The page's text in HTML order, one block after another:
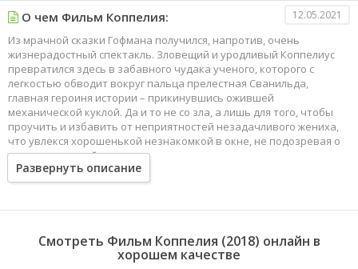
О чем Фильм Коппелия: 12.05.2021
Из мрачной сказки Гофмана получился, напротив, очень
жизнерадостный спектакль. Зловещий и уродливый Коппелиус
превратился здесь в забавного чудака ученого, которого с
легкостью обводит вокруг пальца прелестная Сванильда,
главная героиня истории – прикинувшись ожившей
механической куклой. Да и то не со зла, а лишь для того, чтобы
проучить и избавить от неприятностей незадачливого жениха,
что увлекся хорошенькой незнакомкой в окне, не подозревая о
ее механической природе.
Как и положено в романтической комедии, для влюбленных все
много красивых лирических и озорных танцев, смеха и
«изящной вещицей», нравится и взрослым, и юным зрителям,
которые, вне всяких сомнений, оценят изобретательность
Развернуть описание
Смотреть Фильм Коппелия (2018) онлайн в
хорошем качестве